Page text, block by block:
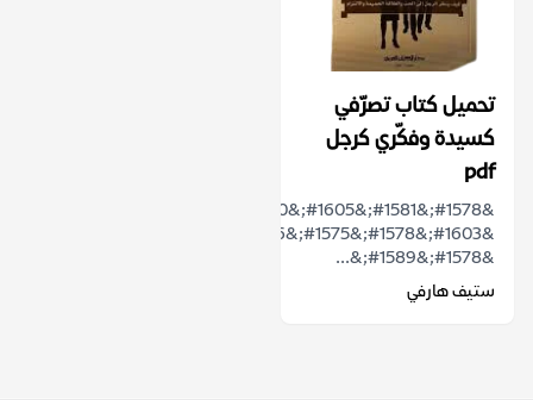
تحميل كتاب تصرّفي
كسيدة وفكّري كرجل
pdf
&#1578;&#1589;&...
ستيف هارفي